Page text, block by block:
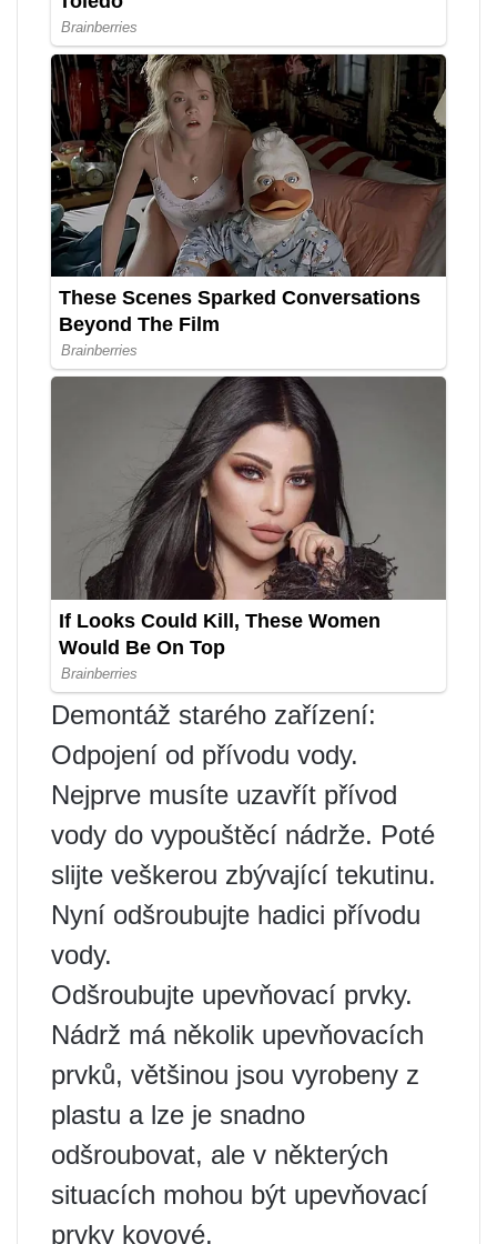
Demontáž starého zařízení:
Odpojení od přívodu vody.
Nejprve musíte uzavřít přívod
vody do vypouštěcí nádrže. Poté
slijte veškerou zbývající tekutinu.
Nyní odšroubujte hadici přívodu
vody.
Odšroubujte upevňovací prvky.
Nádrž má několik upevňovacích
prvků, většinou jsou vyrobeny z
plastu a lze je snadno
odšroubovat, ale v některých
situacích mohou být upevňovací
prvky kovové.